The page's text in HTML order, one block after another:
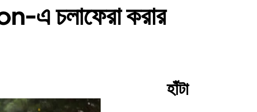
চলাফেরা করার
হাঁটা